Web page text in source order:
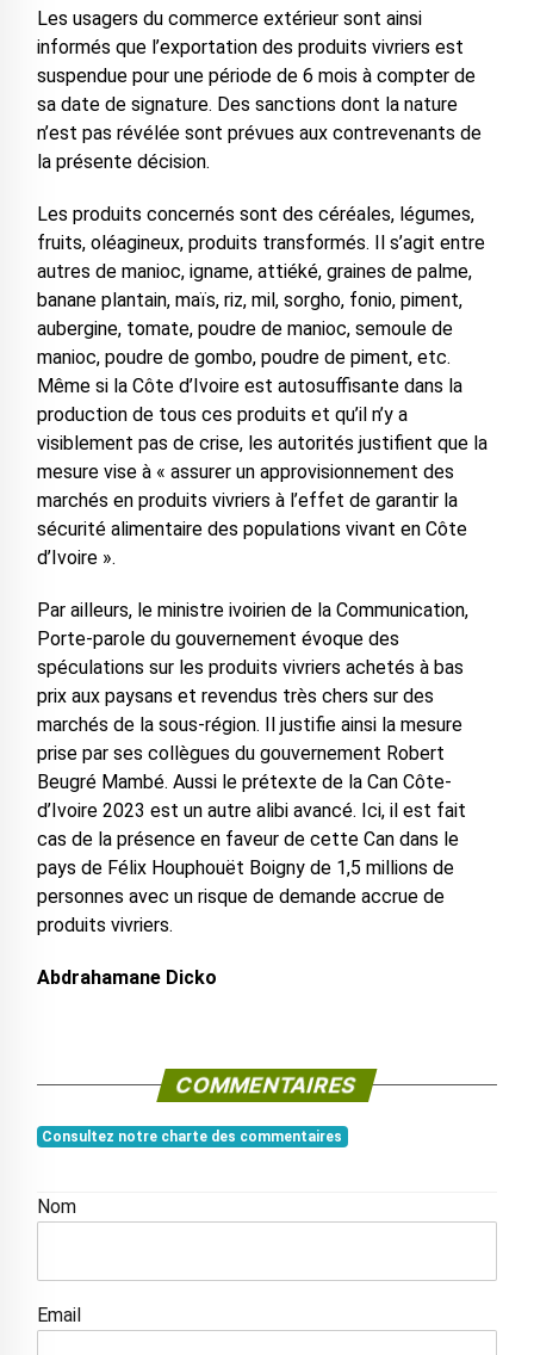
Les usagers du commerce extérieur sont ainsi
informés que l’exportation des produits vivriers est
suspendue pour une période de 6 mois à compter de
sa date de signature. Des sanctions dont la nature
n’est pas révélée sont prévues aux contrevenants de
la présente décision.
Les produits concernés sont des céréales, légumes,
fruits, oléagineux, produits transformés. Il s’agit entre
autres de manioc, igname, attiéké, graines de palme,
banane plantain, maïs, riz, mil, sorgho, fonio, piment,
aubergine, tomate, poudre de manioc, semoule de
manioc, poudre de gombo, poudre de piment, etc.
Même si la Côte d’Ivoire est autosuffisante dans la
production de tous ces produits et qu’il n’y a
visiblement pas de crise, les autorités justifient que la
mesure vise à « assurer un approvisionnement des
marchés en produits vivriers à l’effet de garantir la
sécurité alimentaire des populations vivant en Côte
d’Ivoire ».
Par ailleurs, le ministre ivoirien de la Communication,
Porte-parole du gouvernement évoque des
spéculations sur les produits vivriers achetés à bas
prix aux paysans et revendus très chers sur des
marchés de la sous-région. Il justifie ainsi la mesure
prise par ses collègues du gouvernement Robert
Beugré Mambé. Aussi le prétexte de la Can Côte-
d’Ivoire 2023 est un autre alibi avancé. Ici, il est fait
cas de la présence en faveur de cette Can dans le
pays de Félix Houphouët Boigny de 1,5 millions de
personnes avec un risque de demande accrue de
produits vivriers.
Abdrahamane Dicko
COMMENTAIRES
Consultez notre charte des commentaires
Nom
Email